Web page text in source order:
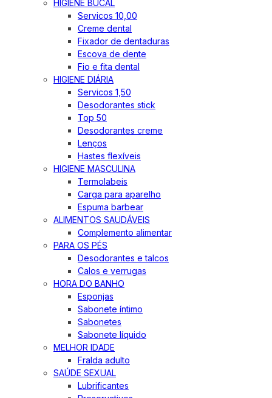
HIGIENE BUCAL
Servicos 10,00
Creme dental
Fixador de dentaduras
Escova de dente
Fio e fita dental
HIGIENE DIÁRIA
Servicos 1,50
Desodorantes stick
Top 50
Desodorantes creme
Lenços
Hastes flexíveis
HIGIENE MASCULINA
Termolabeis
Carga para aparelho
Espuma barbear
ALIMENTOS SAUDÁVEIS
Complemento alimentar
PARA OS PÉS
Desodorantes e talcos
Calos e verrugas
HORA DO BANHO
Esponjas
Sabonete íntimo
Sabonetes
Sabonete líquido
MELHOR IDADE
Fralda adulto
SAÚDE SEXUAL
Lubrificantes